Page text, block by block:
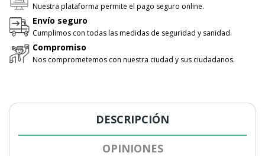
Nuestra plataforma permite el pago seguro online.
Envío seguro
Cumplimos con todas las medidas de seguridad y sanidad.
Compromiso
Nos comprometemos con nuestra ciudad y sus ciudadanos.
DESCRIPCIÓN
OPINIONES